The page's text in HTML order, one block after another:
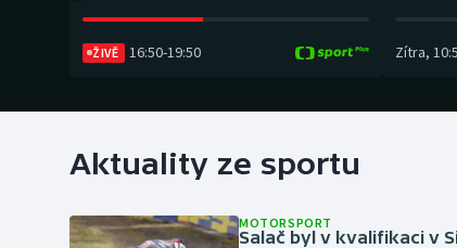
ŽIVĚ 16:50-19:50 Zítra,
Aktuality ze sportu
MOTORSPORT
Salač byl v kvalifikaci v